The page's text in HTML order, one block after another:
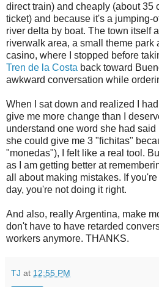
direct train) and cheaply (about 35
ticket) and because it's a jumping-
river delta by boat. The town itself
riverwalk area, a small theme park
casino, where I stopped before
Tren de la Costa back toward
awkward conversation while
When I sat down and realized I
give me more change than I
understand one word she had
she could give me 3 "fichitas"
"monedas"), I felt like a real tool.
as I am getting better at
all about making mistakes. If
day, you're not doing it right.
And also, really Argentina, make
don't have to have retarded
workers anymore. THANKS.
TJ at 12:55 PM